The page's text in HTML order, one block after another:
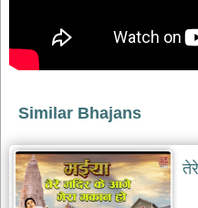
gurudev
bhajans
विविध
miscellaneous
bhajans
विष्णु
भजन
vishnu
bhajans
Similar Bhajans